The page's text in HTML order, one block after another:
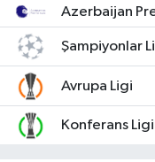
Azerbaijan
Şampiyonlar
Avrupa Ligi
Konferans Ligi